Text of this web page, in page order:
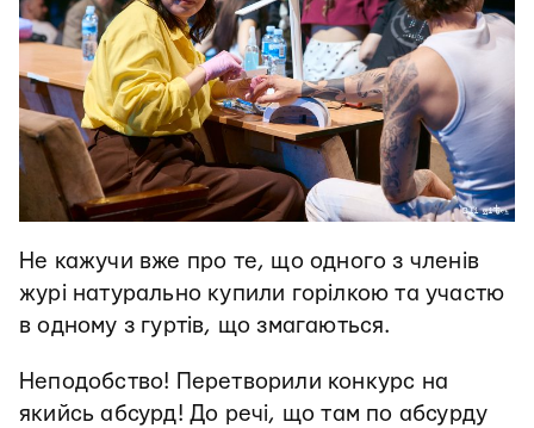
Не кажучи вже про те, що одного з членів
журі натурально купили горілкою та участю
в одному з гуртів, що змагаються.
Неподобство! Перетворили конкурс на
якийсь абсурд! До речі, що там по абсурду